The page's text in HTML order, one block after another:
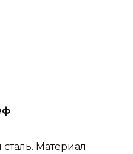
Материал